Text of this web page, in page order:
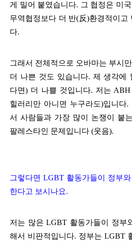
게 밀어 붙였습니다. 그 협정은 미
무역협정보다 더 반(反)환경적이고
다.
그래서 전체적으로 오바마는 부시
더 나쁜 것도 있습니다. 제 생각에
다면) 더 나쁠 것입니다. 저는
힐러리만 아니면 누구라도)입니다.
서 사람들과 가장 많이 논쟁이 붙
팔레스타인 문제입니다 (웃음).
그렇다면 LGBT 활동가들이 정부
한다고 보시나요.
저는 많은 LGBT 활동가들이 정부
해서 비판적입니다. 정부는 LGBT